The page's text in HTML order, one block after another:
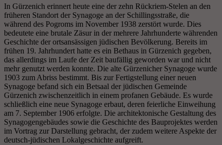
In Gürzenich erinnert heute eine der zehn Rückriem-Stelen an den
früheren Standort der Synagoge an der Schillingsstraße, die
während des Pogroms im November 1938 zerstört wurde. Dies
bedeutete eine brutale Zäsur in der mehrere Jahrhunderte währenden
Geschichte der ortsansässigen jüdischen Bevölkerung. Bereits im
frühen 19. Jahrhundert hatte es ein Bethaus in Gürzenich gegeben,
das allerdings im Laufe der Zeit baufällig geworden war und nicht
mehr genutzt werden konnte. Die alte Gürzenicher Synagoge wurde
1903 zum Abriss bestimmt. Bis zur Fertigstellung einer neuen
Synagoge befand sich ein Betsaal der jüdischen Gemeinde
Gürzenich zwischenzeitlich in einem profanen Gebäude. Es wurde
schließlich eine neue Synagoge erbaut, deren feierliche Einweihung
am 7. September 1906 erfolgte. Die architektonische Gestaltung des
Synagogengebäudes sowie die Geschichte des Bauprojektes werden
im Vortrag zur Darstellung gebracht, der zudem weitere Aspekte der
deutsch-jüdischen Lokalgeschichte aufgreift.